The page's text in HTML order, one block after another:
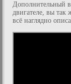
Дополнительный
двигателе, вы так
всё наглядно